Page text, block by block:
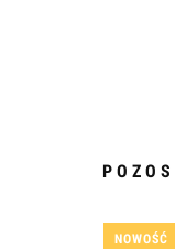
NOWOŚĆ